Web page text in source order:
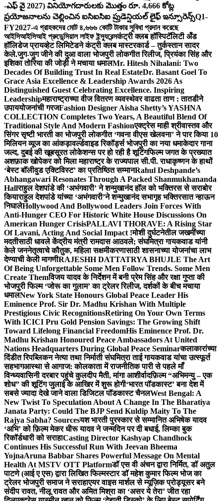
-ఎఫ్ వై 2027) వినియోగదారులకు మొత్తం రూ. 4,666 కోట్ల
ప్రయోజనాలను చెల్లించిన ఐసిఐసిఐ ప్రుడెన్షియల్ లైఫ్ ఇన్సూరెన్స్Q1-
FY2027-এ গ্রাহকদের মোট ৪,৬৬৬ কোটি টাকার সুবিধা প্রদান করেছে
আইসিআইসিআই প্রুডেন্সিয়াল লাইফ ইন্স্যুরেন্সकंट्री क्लब हॉस्पिटॅलिटी अँड
हॉलिडेज प्रायव्हेट लिमिटेडने कंट्री क्लब मास्टरकार्ड – तुर्कस्तान सादर
केले.जुग-जुग जीने की दुआ वाला भोजपुरी लोकगीत रिलीज, प्रियंका सिंह और
इशिका तोरिया की जोड़ी ने मचाया धमालMr. Hitesh Nihalani: Two
Decades Of Building Trust In Real EstateDr. Basant Goel To
Grace Asia Excellence & Leadership Awards 2026 As
Distinguished Guest Celebrating Excellence. Inspiring
Leadershipमहाराष्ट्राच्या वीज वितरण व्यवस्थेवर वाढता ताण : तातडीने
उपाययोजनांची गरजFashion Designer Aisha Shetty’s YASHNA
COLLECTION Completes Two Years, A Beautiful Blend Of
Traditional Style And Modern Fashionएक्ट्रेस माही श्रीवास्तव और
सिंगर सृष्टी भारती का भोजपुरी लोकगीत ‘गवना वीएस खेलवना’ ने पार किया 10
मिलियन व्यूज का आंकड़ावर्ल्डवाइड रिकॉर्ड्स भोजपुरी का नया धमाकेदार गाना
जल्द, दुबई की खूबसूरत लोकेशन्स पर हो रही है शूटिंगफिल्म जगत के प्रख्यात
अशफ़ाक खोपेकर को मिला महाराष्ट्र के राज्यपाल सी.पी. राधाकृष्णन के हाथों
‘बेस्ट बॉलीवुड एक्टिविस्ट’ का प्रतिष्ठित सम्मानRahul Deshpande’s
Abhangawari Resonates Through A Packed Shanmukhananda
Hallराहुल देशपांडे की ‘अभंगवारी’ ने शन्मुखानंद हॉल को भक्तिरस से सराबोर
कियाराहुल देशपांडे यांच्या ‘अभंगवारी’ने शन्मुखानंद सभागृह भक्तिरसात न्हाऊन
निघालेHollywood And Bollywood Leaders Join Forces With
Anti-Hunger CEO For Historic White House Discussions On
American Hunger CrisisPALLAVI THORAVE: A Rising Star
Of Lavani, Acting And Social Impact !मोशी दुर्घटनेतील जखमींच्या
मदतीसाठी धावले केंद्रीय मंत्री रामदास आठवले; संघमित्रा गायकवाड यांनी
केले जननेतृत्वाचे कौतुक, महिला सक्षमीकरणासाठी शासनाच्या योजनांचा लाभ
देण्याची केली मागणीRAJESHH DATTATRYA BHUJLE The Art
Of Being Unforgettable Some Men Follow Trends. Some Men
Create Themविजय यादव के निर्देशन में बनी प्रेम सिंह और रक्षा गुप्ता की
भोजपुरी फिल्म ‘जोरू का गुलाम’ का ट्रेलर रिलीज, दर्शकों के बीच मचाया
धमालNew York State Honours Global Peace Leader His
Eminence Prof. Sir Dr. Madhu Krishan With Multiple
Prestigious Civic RecognitionsRetiring On Your Own Terms
With ICICI Pru Gold Pension Savings: The Growing Shift
Toward Lifelong Financial FreedomHis Eminence Prof. Dr.
Madhu Krishan Honoured Peace Ambassadors At United
Nations Headquarters During Global Peace Seminarकलाकारांच्या
दिंडीत रिपब्लिकन नेत्या तथा निर्माती संघमित्रा ताई गायकवाड यांचा उत्स्फूर्त
सहभागआस्था से आगाज: कोलकाता में राजनीतिक पारी से पहले माँ
विन्ध्यवासिनी दरबार पहुंचे कुलदीप मैती, मांगा आशीर्वादफ़िल्म “अभिमन्यु – एक
शोध” की शूटिंग जुलाई के आखिर में शुरू होगी‘भारत पॉडकास्ट’ बना देश में
सबसे ज्यादा देखे जाने वाला डिजिटल पॉडकास्ट चैनलWest Bengal: A
New Twist To Speculation About A Change In The Bharatiya
Janata Party: Could The BJP Send Kuldip Maity To The
Rajya Sabha? Sourcesयश भारती पुरस्कार से सम्मानित अभिषेक यादव
‘अभि’ को फ़िल्म मेकर धीरू यादव ने जन्मदिन पर दी बधाई, लिम्का बुक
रिकॉर्डधारी को सराहाCasting Director Kashyap Chandhock
Continues His Successful Run With Jeevan Bheema
YojnaAruna Babbar Shares Powerful Message On Mental
Health At MSTV OTT Platformडॉ एस वी अंचन द्वारा निर्मित, डॉ अतुल
पाटणे (आई ए एस) द्वारा लिखित फिल्मस्टार डॉ महेश कुमार फिल्म भोज का
ट्रेलर भोजपुरी समाज ने सराहाएयर वाइस मार्शल से म्यूज़िक प्रोड्यूसर बने
संदीप रावत, नीलू रावत और अमित मिश्रा का ‘असर ये तेरा’ जीत रहा